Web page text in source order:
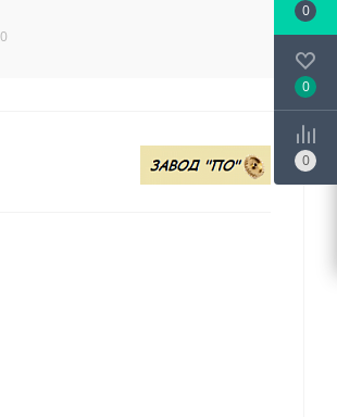
0
0
0